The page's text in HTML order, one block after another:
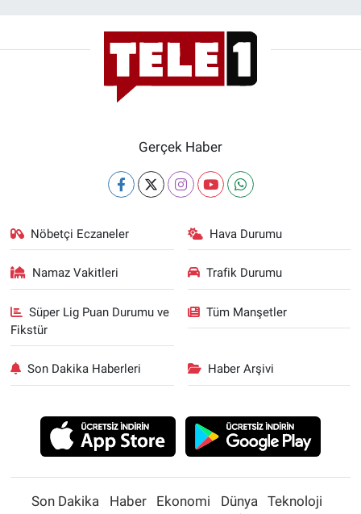
Gerçek Haber
Nöbetçi Eczaneler Hava Durumu
Namaz Vakitleri Trafik Durumu
Süper Lig Puan Durumu ve
Fikstür
Tüm Manşetler
Son Dakika Haberleri Haber Arşivi
Son Dakika Haber Ekonomi Dünya
Teknoloji